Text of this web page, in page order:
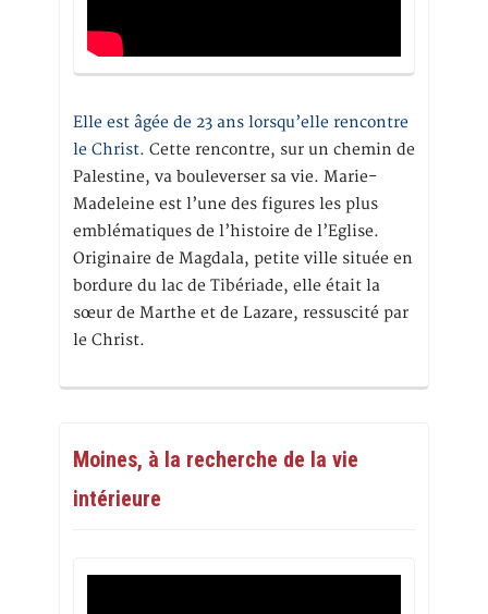
Elle est âgée de 23 ans lorsqu’elle rencontre
le Christ. Cette rencontre, sur un chemin de
Palestine, va bouleverser sa vie. Marie-
Madeleine est l’une des figures les plus
emblématiques de l’histoire de l’Eglise.
Originaire de Magdala, petite ville située en
bordure du lac de Tibériade, elle était la
sœur de Marthe et de Lazare, ressuscité par
le Christ.
Moines, à la recherche de la vie
intérieure